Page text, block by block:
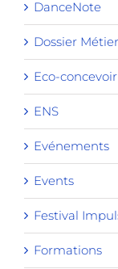
DanceNote
Dossier
Eco-concevoir
ENS
Evénements
Events
Festival
Formations